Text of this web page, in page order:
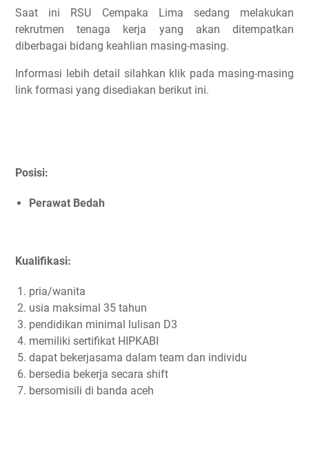
Saat ini RSU Cempaka Lima sedang melakukan
rekrutmen tenaga kerja yang akan ditempatkan
diberbagai bidang keahlian masing-masing.
Informasi lebih detail silahkan klik pada masing-masing
link formasi yang disediakan berikut ini.
Posisi:
Perawat Bedah
Kualifikasi:
pria/wanita
usia maksimal 35 tahun
pendidikan minimal lulisan D3
memiliki sertifikat HIPKABI
dapat bekerjasama dalam team dan individu
bersedia bekerja secara shift
bersomisili di banda aceh